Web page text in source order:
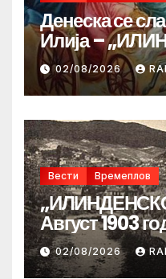
Денеска се
Илија –
02/08/2026
Вести Времеплов
Август 1903
02/08/2026